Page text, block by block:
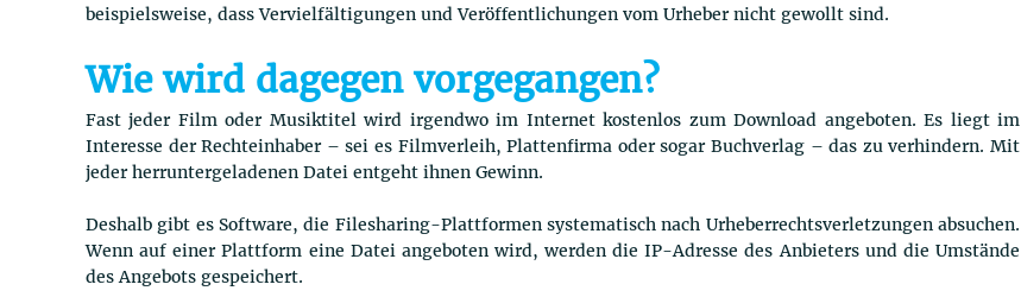
beispielsweise, dass Vervielfältigungen und Veröffentlichungen vom Urheber nicht gewollt sind.
Wie wird dagegen vorgegangen?
Fast jeder Film oder Musiktitel wird irgendwo im Internet kostenlos zum Download angeboten. Es liegt im
Interesse der Rechteinhaber – sei es Filmverleih, Plattenfirma oder sogar Buchverlag – das zu verhindern. Mit
jeder herruntergeladenen Datei entgeht ihnen Gewinn.
Deshalb gibt es Software, die Filesharing-Plattformen systematisch nach Urheberrechtsverletzungen absuchen.
Wenn auf einer Plattform eine Datei angeboten wird, werden die IP-Adresse des Anbieters und die Umstände
des Angebots gespeichert.